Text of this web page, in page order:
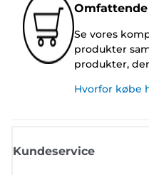
Se vores
produkter
produkter,
Hvorfor købe
Kundeservice